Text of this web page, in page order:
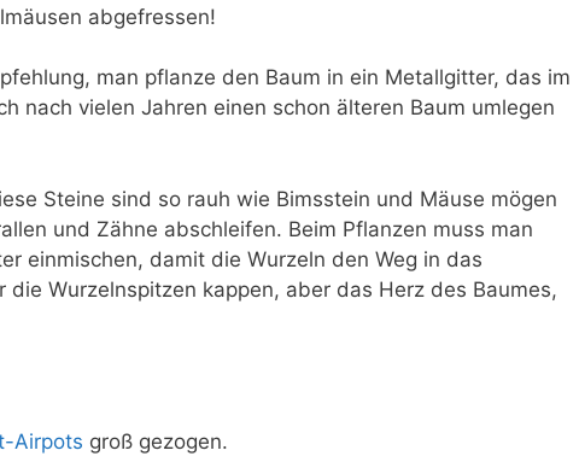
abgefressen!
man pflanze den Baum in ein Metallgitter, das im
nach vielen Jahren einen schon älteren Baum umlegen
Steine sind so rauh wie Bimsstein und Mäuse mögen
und Zähne abschleifen. Beim Pflanzen muss man
einmischen, damit die Wurzeln den Weg in das
Wurzelnspitzen kappen, aber das Herz des Baumes,
Airpots groß gezogen.